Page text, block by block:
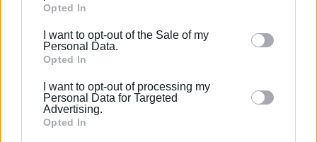
Google services and may gather and store information
behaviour. You may click to grant or deny consent to
Google and its third-party tags to use your data for
section.
Opted In
I want to opt-out of the Sale of my
Personal Data.
Opted In
I want to opt-out of processing my
Personal Data for Targeted
Advertising.
Opted In
ΕΛΕΝΗ ΚΟΡΩΝΑΚΗ
Εργάζεται στις Εκδόσεις Ενημέρωση από το
δημόσιες σχέσεις, το ελεύθερο και το
καλλιτεχνικό ρεπορτάζ.